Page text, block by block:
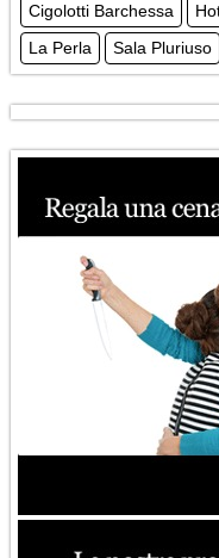
Cigolotti Barchessa
La Perla
Sala Pluriuso